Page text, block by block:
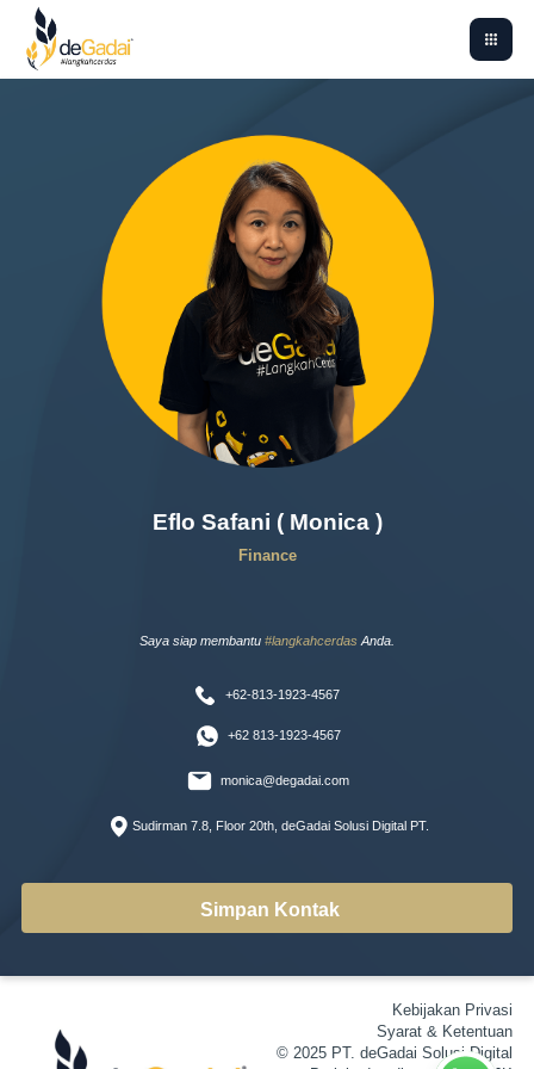
Eflo Safani ( Monica )
Finance
Saya siap membantu #langkahcerdas Anda.
+62-813-1923-4567
+62 813-1923-4567
monica@degadai.com
Sudirman 7.8, Floor 20th, deGadai Solusi Digital PT.
Simpan Kontak
Kebijakan Privasi
Syarat & Ketentuan
© 2025 PT. deGadai Solusi Digital